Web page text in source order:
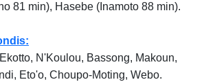
81 min), Hasebe (Inamoto 88 min).
N'Koulou, Bassong, Makoun,
Eto'o, Choupo-Moting, Webo.